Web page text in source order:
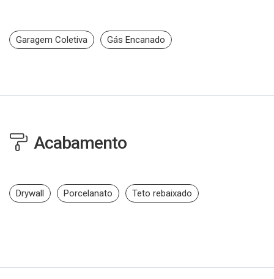
Garagem Coletiva Gás Encanado
Acabamento
Drywall Porcelanato Teto rebaixado